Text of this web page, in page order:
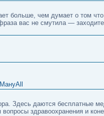
больше, чем думает о том что
вас не смутила —
МануAll
Здесь даются бесплатные
здравоохранения и